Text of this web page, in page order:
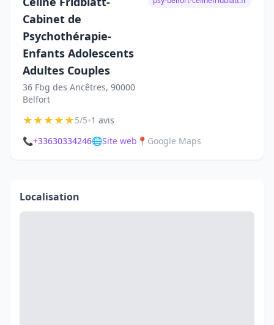
Cabinet de
Psychothérapie-
Enfants Adolescents
Adultes Couples
36 Fbg des Ancêtres, 90000
Belfort
★★★★★5/5•1 avis
📞+33630334246🌐Site web 📍 Google Maps
Localisation